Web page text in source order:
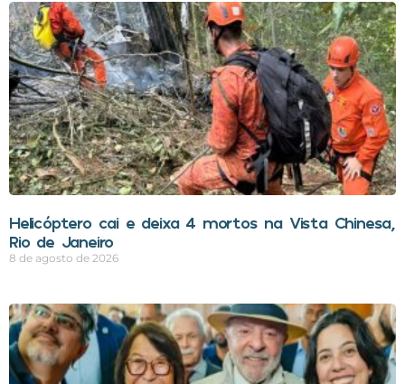
Helicóptero cai e deixa 4 mortos na Vista Chinesa,
Rio de Janeiro
8 de agosto de 2026